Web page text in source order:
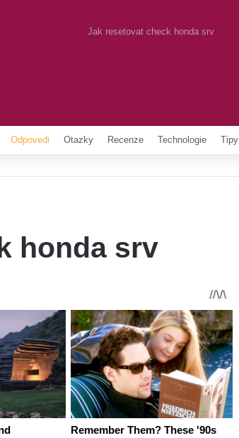
Jak resetovat check honda srv
Odpovedi Otazky Recenze Technologie Tipy
honda srv